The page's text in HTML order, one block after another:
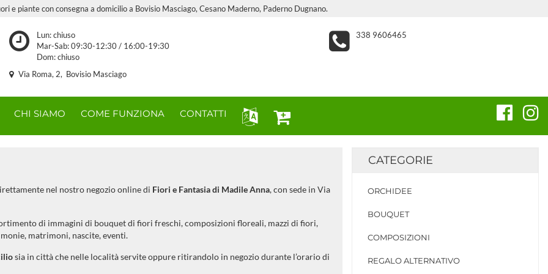
e piante con consegna a domicilio a Bovisio Masciago, Cesano Maderno, Paderno Dugnano.
Lun: chiuso
Mar-Sab: 09:30-12:30 / 16:00-19:30
Dom: chiuso
338 9606465
Via Roma, 2, Bovisio Masciago
CHI SIAMO COME FUNZIONA CONTATTI
nel nostro negozio online di Fiori e Fantasia di Madile Anna, con sede in Via
di immagini di bouquet di fiori freschi, composizioni floreali, mazzi di fiori,
matrimoni, nascite, eventi.
sia in città che nelle località servite oppure ritirandolo in negozio durante l’orario di
CATEGORIE
ORCHIDEE
BOUQUET
COMPOSIZIONI
REGALO ALTERNATIVO